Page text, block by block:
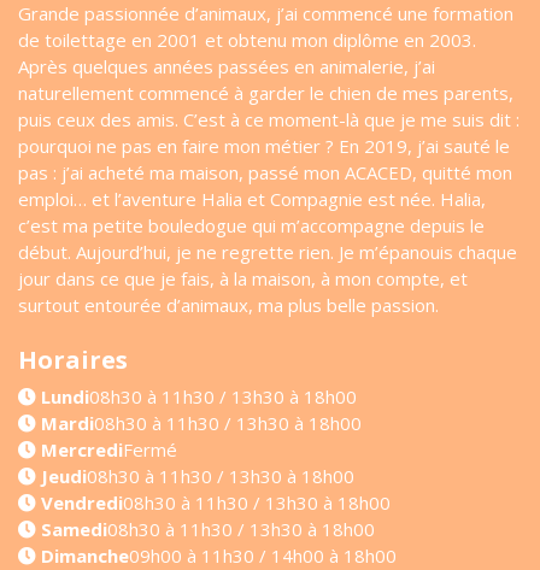
Grande passionnée d’animaux, j’ai commencé une formation
de toilettage en 2001 et obtenu mon diplôme en 2003.
Après quelques années passées en animalerie, j’ai
naturellement commencé à garder le chien de mes parents,
puis ceux des amis. C’est à ce moment-là que je me suis dit :
pourquoi ne pas en faire mon métier ? En 2019, j’ai sauté le
pas : j’ai acheté ma maison, passé mon ACACED, quitté mon
emploi… et l’aventure Halia et Compagnie est née. Halia,
c’est ma petite bouledogue qui m’accompagne depuis le
début. Aujourd’hui, je ne regrette rien. Je m’épanouis chaque
jour dans ce que je fais, à la maison, à mon compte, et
surtout entourée d’animaux, ma plus belle passion.
Horaires
Lundi08h30 à 11h30 / 13h30 à 18h00
Mardi08h30 à 11h30 / 13h30 à 18h00
MercrediFermé
Jeudi08h30 à 11h30 / 13h30 à 18h00
Vendredi08h30 à 11h30 / 13h30 à 18h00
Samedi08h30 à 11h30 / 13h30 à 18h00
Dimanche09h00 à 11h30 / 14h00 à 18h00